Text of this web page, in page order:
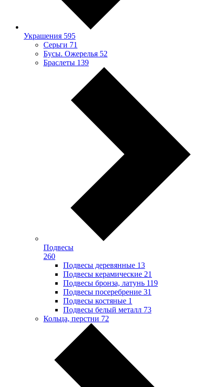
Украшения 595
Серьги 71
Бусы. Ожерелья 52
Браслеты 139
Подвесы
260
Подвесы деревянные 13
Подвесы керамические 21
Подвесы бронза, латунь 119
Подвесы посеребрение 31
Подвесы костяные 1
Подвесы белый металл 73
Кольца, перстни 72